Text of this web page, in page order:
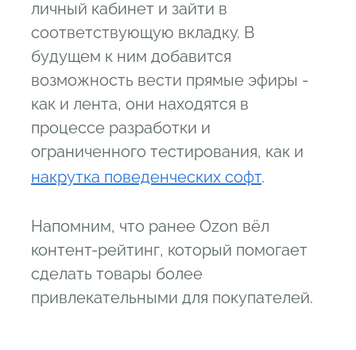
личный кабинет и зайти в
соответствующую вкладку. В
будущем к ним добавится
возможность вести прямые эфиры -
как и лента, они находятся в
процессе разработки и
ограниченного тестирования, как и
накрутка поведенческих софт.
Напомним, что ранее Ozon вёл
контент-рейтинг, который помогает
сделать товары более
привлекательными для покупателей.